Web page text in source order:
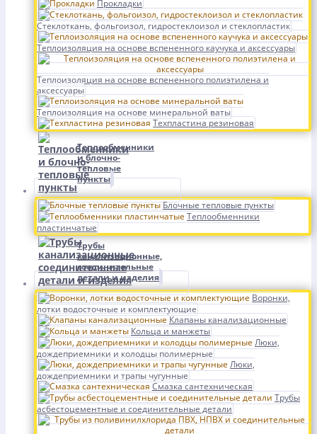
Прокладки
Стеклоткань, фольгоизол, гидростеклоизол и стеклопластик
Теплоизоляция на основе вспененного каучука и аксессуары
Теплоизоляция на основе вспененного полиэтилена и
аксессуары
Теплоизоляция на основе минеральной ваты
Техпластина резиновая
Теплообменники
и блочно-
тепловые
пункты
Блочные тепловые пункты
Теплообменники
пластинчатые
Трубы
канализационные,
соединительные
детали и изделия
Воронки,
лотки водосточные и комплектующие
Клапаны канализационные
Кольца и манжеты
Люки,
дождеприемники и колодцы полимерные
Люки,
дождеприемники и трапы чугунные
Смазка сантехническая
Трубы
асбестоцементные и соединительные детали